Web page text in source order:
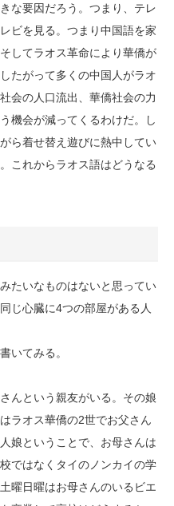
な要因だろう。つまり、テレ
ビを見る。つまり中国語を家
してラオス革命により華僑が
たがって多くの中国人がラオ
会の人口流出、華僑社会の力
機会が減ってくるわけだ。し
ら着せ替え遊びに熱中してい
これからラオス語はどうなる
たいなものはないと思ってい
じ心臓に4つの部屋がある人
いてみる。
んという親友がいる。その娘
ラオス華僑の2世でお父さん
娘ということで、お母さんは
ではなくタイのノンカイの学
曜日曜はお母さんのいるビエ